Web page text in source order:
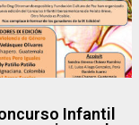
Infantil